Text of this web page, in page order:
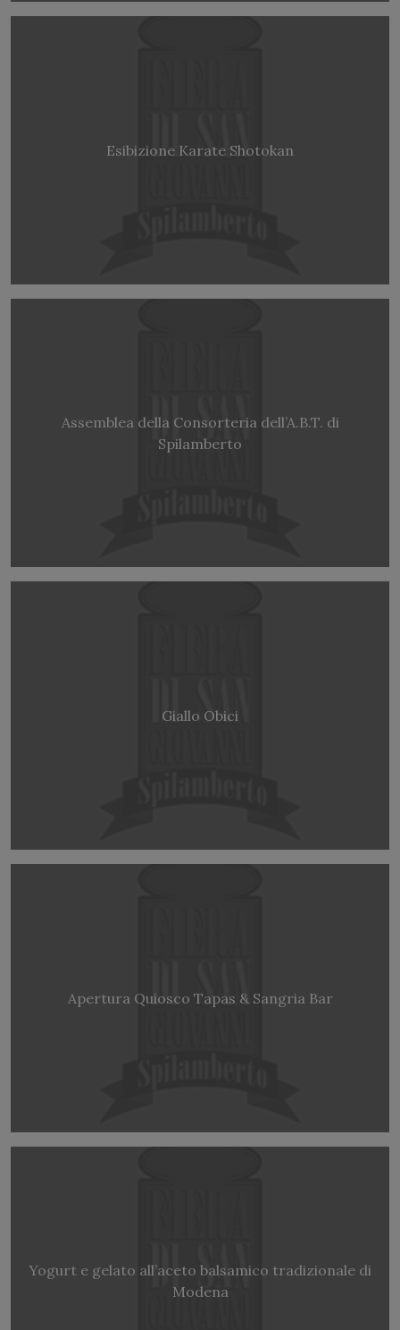
Esibizione Karate Shotokan
Assemblea della Consorteria dell’A.B.T. di
Spilamberto
Giallo Obici
Apertura Quiosco Tapas & Sangria Bar
Yogurt e gelato all’aceto balsamico tradizionale di
Modena